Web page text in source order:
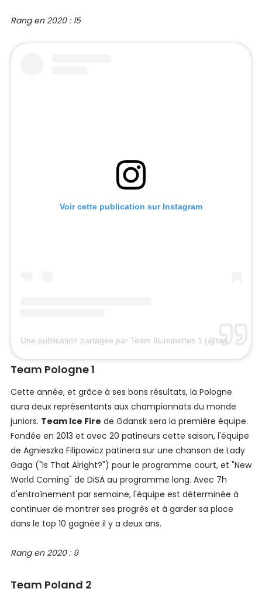
Rang en 2020 : 15
Voir cette publication sur Instagram
Team Pologne 1
Cette année, et grâce à ses bons résultats, la Pologne
aura deux représentants aux championnats du monde
juniors. Team Ice Fire de Gdansk sera la première équipe.
Fondée en 2013 et avec 20 patineurs cette saison, l'équipe
de Agnieszka Filipowicz patinera sur une chanson de Lady
Gaga ("Is That Alright?") pour le programme court, et "New
World Coming" de DiSA au programme long. Avec 7h
d'entraînement par semaine, l'équipe est déterminée à
continuer de montrer ses progrès et à garder sa place
dans le top 10 gagnée il y a deux ans.
Rang en 2020 : 9
Team Poland 2